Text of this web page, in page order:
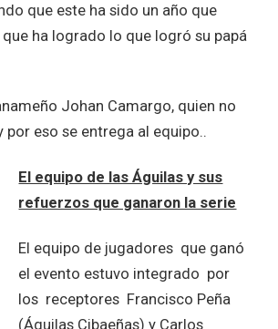
que este ha sido un año que
ha logrado lo que logró su papá
Johan Camargo, quien no
eso se entrega al equipo..
El equipo de las Águilas y sus
refuerzos que ganaron la serie
El equipo de jugadores que ganó
el evento estuvo integrado por
los receptores Francisco Peña
(Águilas Cibaeñas) y Carlos